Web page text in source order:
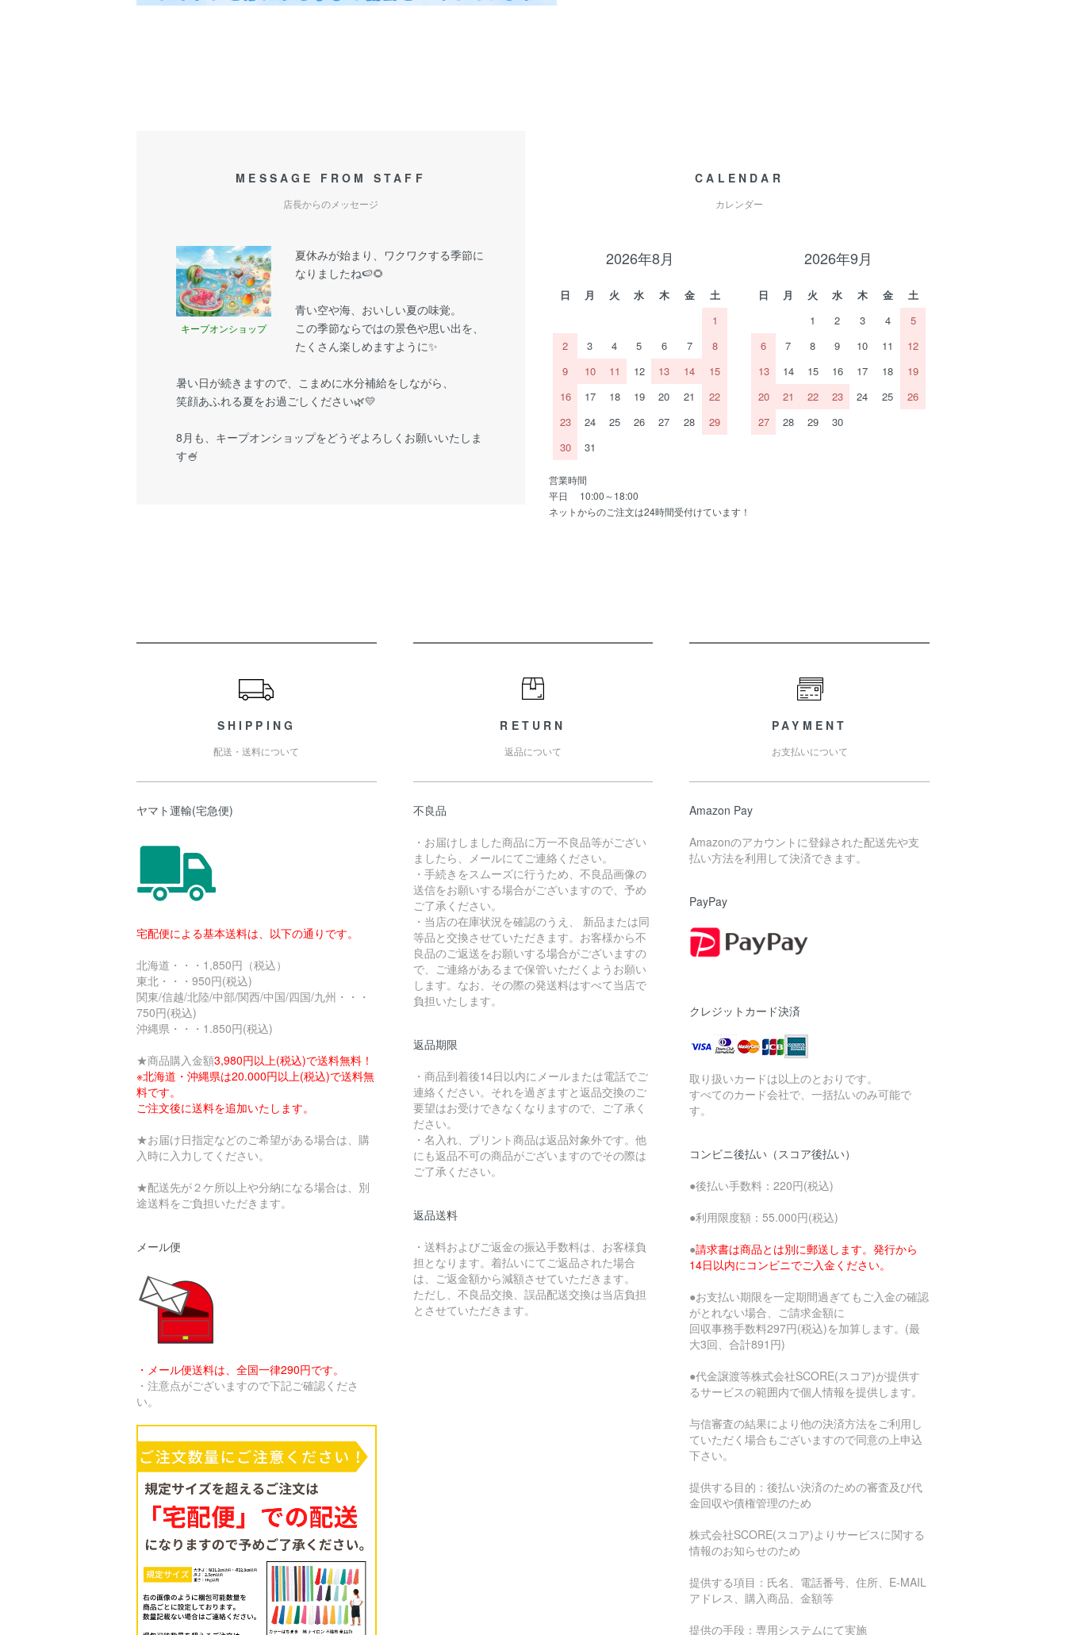
MESSAGE FROM STAFF
店長からのメッセージ
キープオンショップ
夏休みが始まり、ワクワクする季節に
なりましたね🍉🌻
青い空や海、おいしい夏の味覚。
この季節ならではの景色や思い出を、
たくさん楽しめますように✨
暑い日が続きますので、こまめに水分補給をしながら、
笑顔あふれる夏をお過ごしください🌿💛
8月も、キープオンショップをどうぞよろしくお願いいたしま
す🍧
CALENDAR
カレンダー
2026年8月
日 月 火 水 木 金
土
1
2
3 4 5 6 7
8
9
10 11 12 13 14
15
16
17 18 19 20 21
22
23
24 25 26 27 28
29
30
31
2026年9月
日 月 火 水 木 金
土
1
2 3 4
5
6
7 8 9 10 11
12
13
14 15 16 17 18
19
20
21 22 23 24 25
26
27
28 29 30
営業時間
平日 10:00～18:00
ネットからのご注文は24時間受付けています！
SHIPPING
配送・送料について
ヤマト運輸(宅急便)
宅配便による基本送料は、以下の通りです。
北海道・・・1,850円（税込）
東北・・・950円(税込)
関東/信越/北陸/中部/関西/中国/四国/九州・・・
750円(税込)
沖縄県・・・1.850円(税込)
★商品購入金額3,980円以上(税込)で送料無料！
※北海道・沖縄県は20.000円以上(税込)で送料無
料です。
ご注文後に送料を追加いたします。
★お届け日指定などのご希望がある場合は、購
入時に入力してください。
★配送先が２ケ所以上や分納になる場合は、別
途送料をご負担いただきます。
メール便
・メール便送料は、全国一律290円です。
・注意点がございますので下記ご確認くださ
い。
RETURN
返品について
不良品
・お届けしました商品に万一不良品等がござい
ましたら、メールにてご連絡ください。
・手続きをスムーズに行うため、不良品画像の
送信をお願いする場合がございますので、予め
ご了承ください。
・当店の在庫状況を確認のうえ、 新品または同
等品と交換させていただきます。お客様から不
良品のご返送をお願いする場合がございますの
で、ご連絡があるまで保管いただくようお願い
します。なお、その際の発送料はすべて当店で
負担いたします。
返品期限
・商品到着後14日以内にメールまたは電話でご
連絡ください。それを過ぎますと返品交換のご
要望はお受けできなくなりますので、ご了承く
ださい。
・名入れ、プリント商品は返品対象外です。他
にも返品不可の商品がございますのでその際は
ご了承ください。
返品送料
・送料およびご返金の振込手数料は、お客様負
担となります。着払いにてご返品された場合
は、ご返金額から減額させていただきます。
ただし、不良品交換、誤品配送交換は当店負担
とさせていただきます。
PAYMENT
お支払いについて
Amazon Pay
Amazonのアカウントに登録された配送先や支
払い方法を利用して決済できます。
PayPay
クレジットカード決済
取り扱いカードは以上のとおりです。
すべてのカード会社で、一括払いのみ可能で
す。
コンビニ後払い（スコア後払い）
●後払い手数料：220円(税込)
●利用限度額：55.000円(税込)
●請求書は商品とは別に郵送します。発行から
14日以内にコンビニでご入金ください。
●お支払い期限を一定期間過ぎてもご入金の確認
がとれない場合、ご請求金額に
回収事務手数料297円(税込)を加算します。(最
大3回、合計891円)
●代金譲渡等株式会社SCORE(スコア)が提供す
るサービスの範囲内で個人情報を提供します。
与信審査の結果により他の決済方法をご利用し
ていただく場合もございますので同意の上申込
下さい。
提供する目的：後払い決済のための審査及び代
金回収や債権管理のため
株式会社SCORE(スコア)よりサービスに関する
情報のお知らせのため
提供する項目：氏名、電話番号、住所、E-MAIL
アドレス、購入商品、金額等
提供の手段：専用システムにて実施